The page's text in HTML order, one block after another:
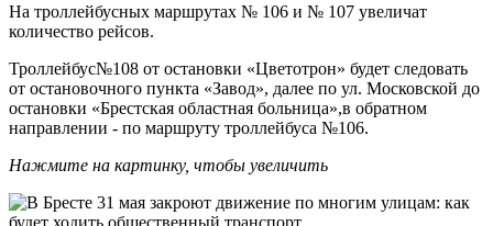
На троллейбусных маршрутах № 106 и № 107 увеличат
количество рейсов.
Троллейбус№108 от остановки «Цветотрон» будет следовать
от остановочного пункта «Завод», далее по ул. Московской до
остановки «Брестская областная больница»,в обратном
направлении - по маршруту троллейбуса №106.
Нажмите на картинку, чтобы увеличить